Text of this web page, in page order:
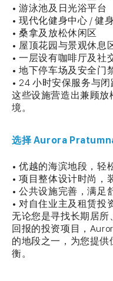
• 游泳池及日光浴平台
• 现代化健身中心 / 健
• 桑拿及放松休闲区
• 屋顶花园与景观休息
• 一层设有咖啡厅及社
• 地下停车场及安全门
• 24 小时安保服务与
这些设施营造出兼顾
境。
选择 Aurora
• 优越的海滨地段，轻
• 项目整体设计时尚，
• 公共设施完善，满足
• 对自住业主及租赁投
无论您是寻找长期居
回报的投资项目，
的地段之一，为您提
衡。